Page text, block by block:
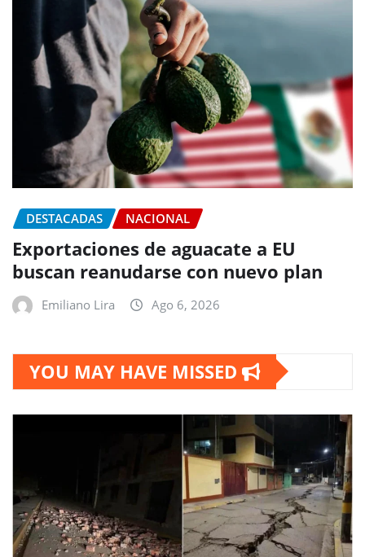
DESTACADAS NACIONAL
Exportaciones de aguacate a EU
buscan reanudarse con nuevo plan
Emiliano Lira Ago 6, 2026
YOU MAY HAVE MISSED